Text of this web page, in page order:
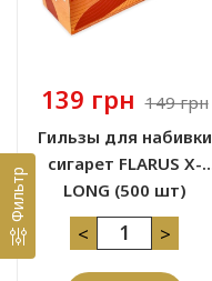
Фильтр
139 грн 149 грн
Гильзы для набивки
сигарет FLARUS X-
LONG (500 шт)
< >